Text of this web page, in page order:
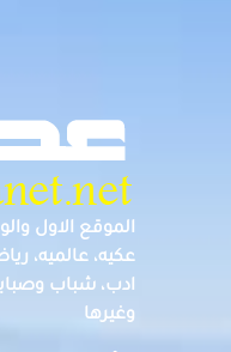
الموقع الاول
عكيه، عالميه،
ادب، شباب
وغيرها